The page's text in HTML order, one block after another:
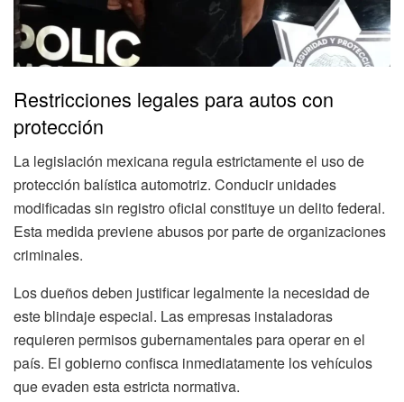
Restricciones legales para autos con
protección
La legislación mexicana regula estrictamente el uso de
protección balística automotriz. Conducir unidades
modificadas sin registro oficial constituye un delito federal.
Esta medida previene abusos por parte de organizaciones
criminales.
Los dueños deben justificar legalmente la necesidad de
este blindaje especial. Las empresas instaladoras
requieren permisos gubernamentales para operar en el
país. El gobierno confisca inmediatamente los vehículos
que evaden esta estricta normativa.